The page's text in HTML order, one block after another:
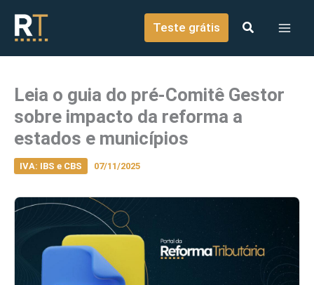
conteúdo
Teste grátis
Leia o guia do pré-Comitê Gestor
sobre impacto da reforma a
estados e municípios
IVA: IBS e CBS 07/11/2025